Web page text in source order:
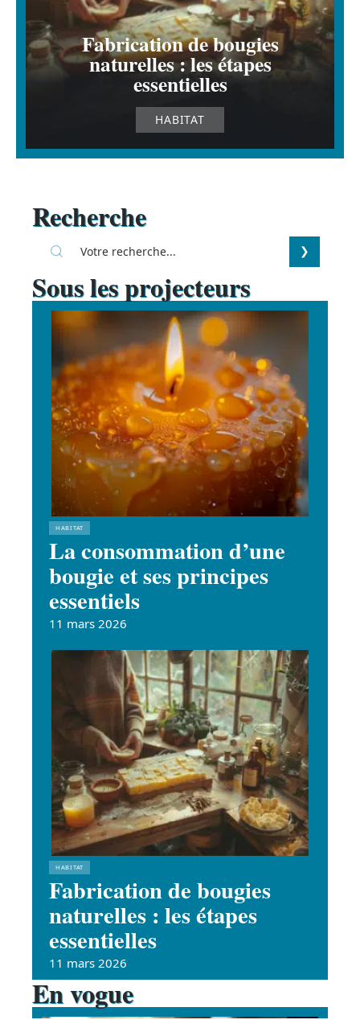
Fabrication de bougies
naturelles : les étapes
essentielles
HABITAT
Recherche
Sous les projecteurs
HABITAT
La consommation d’une
bougie et ses principes
essentiels
11 mars 2026
HABITAT
Fabrication de bougies
naturelles : les étapes
essentielles
11 mars 2026
En vogue